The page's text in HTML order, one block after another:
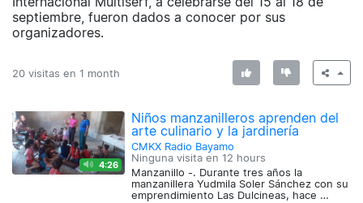
septiembre, fueron dados a conocer por sus
organizadores.
20 visitas en 1 month
4:26
Niños manzanilleros aprenden del
arte culinario y la jardinería
CMKX Radio Bayamo
Ninguna visita en 12 hours
Manzanillo -. Durante tres años la
manzanillera Yudmila Soler Sánchez con su
emprendimiento Las Dulcineas, hace …